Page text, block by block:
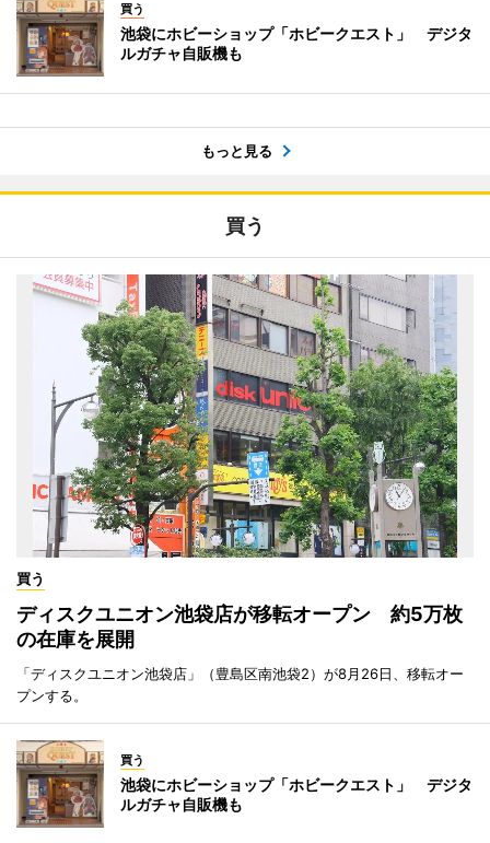
買う
池袋にホビーショップ「ホビークエスト」 デジタ
ルガチャ自販機も
もっと見る
買う
買う
ディスクユニオン池袋店が移転オープン 約5万枚
の在庫を展開
「ディスクユニオン池袋店」（豊島区南池袋2）が8月26日、移転オー
プンする。
買う
池袋にホビーショップ「ホビークエスト」 デジタ
ルガチャ自販機も